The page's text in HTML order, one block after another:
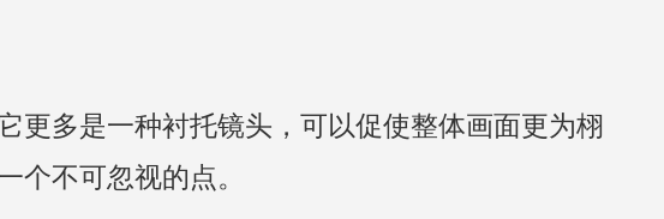
更多是一种衬托镜头，可以促使整体画面更为栩
个不可忽视的点。